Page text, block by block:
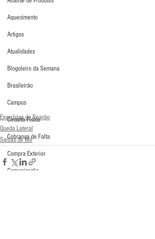
Aquecimento
Artigos
Atualidades
Blogoleiro da Semana
Brasileirão
Campus
Circuito Físico
Cobrança de Falta
Compra Exterior
Comunicação
Exercícios de Reação
Queda Lateral
Saídas de Gol